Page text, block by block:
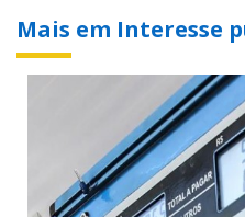
Mais em Interesse